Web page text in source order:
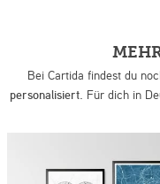
Bei Cartida findest du
personalisiert. Für dich in